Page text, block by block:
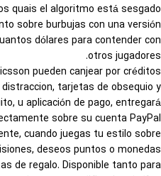
quais el algoritmo está sesgado.
sobre burbujas con una versión
dólares para contender con
otros jugadores.
pueden canjear por créditos
tarjetas de obsequio y
u aplicación de pago, entregará
sobre su cuenta PayPal
cuando juegas tu estilo sobre
deseos puntos o monedas
de regalo. Disponible tanto para